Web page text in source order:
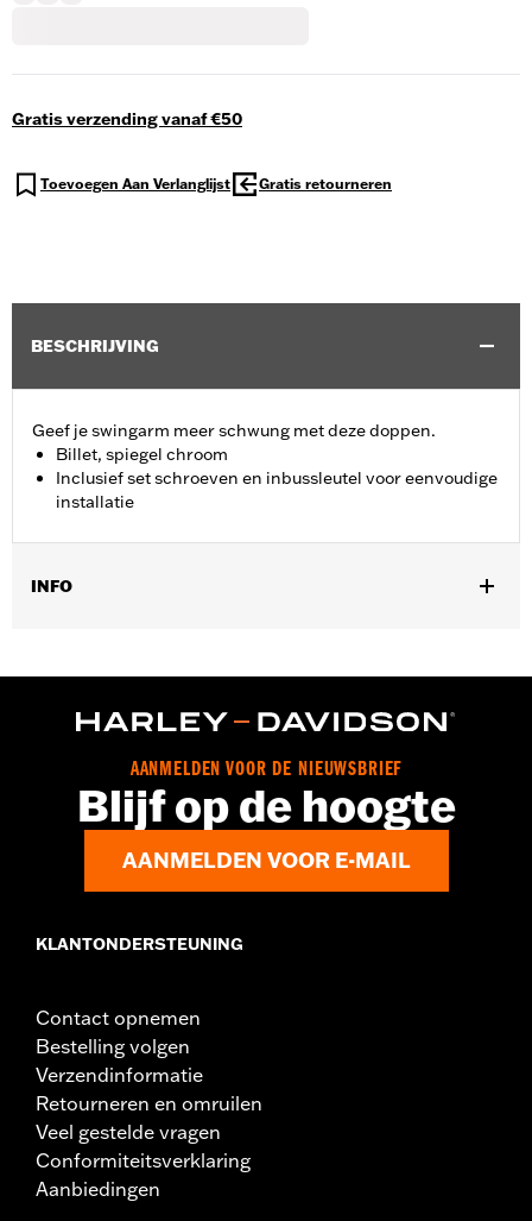
Gratis verzending vanaf €50
Toevoegen Aan Verlanglijst Gratis retourneren
BESCHRIJVING
Geef je swingarm meer schwung met deze doppen.
Billet, spiegel chroom
Inclusief set schroeven en inbussleutel voor eenvoudige
installatie
INFO
Positie op de motorfiets:Achter
Set bouten en inbussleutel
AANMELDEN VOOR DE NIEUWSBRIEF
Blijf op de hoogte
AANMELDEN VOOR E-MAIL
KLANTONDERSTEUNING
Contact opnemen
Bestelling volgen
Verzendinformatie
Retourneren en omruilen
Veel gestelde vragen
Conformiteitsverklaring
Aanbiedingen